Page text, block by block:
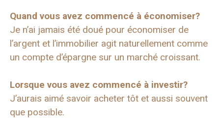
Quand vous avez commencé à économiser?
Je n’ai jamais été doué pour économiser de
l’argent et l’immobilier agit naturellement comme
un compte d’épargne sur un marché croissant.
Lorsque vous avez commencé à investir?
J’aurais aimé savoir acheter tôt et aussi souvent
que possible.